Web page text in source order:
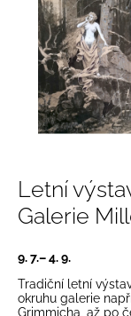
Letní
Galerie
9. 7.– 4. 9.
Tradiční letní
okruhu galerie
Grimmicha, až po